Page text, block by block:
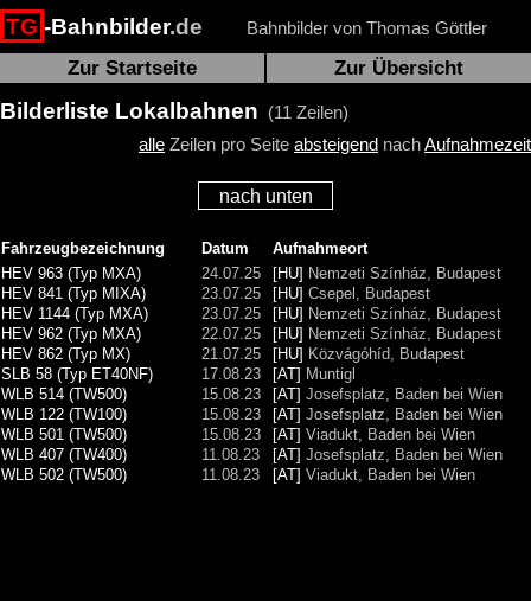
TG -Bahnbilder.de Bahnbilder von Thomas Göttler
Zur Startseite Zur Übersicht
Bilderliste Lokalbahnen (11 Zeilen)
alle Zeilen pro Seite absteigend nachAufnahmezeit
nach unten
Fahrzeugbezeichnung Datum
Aufnahmeort
HEV 963 (Typ MXA)
24.07.25 [HU] Nemzeti Színház, Budapest
HEV 841 (Typ MIXA)
23.07.25 [HU] Csepel, Budapest
HEV 1144 (Typ MXA)
23.07.25 [HU] Nemzeti Színház, Budapest
HEV 962 (Typ MXA)
22.07.25 [HU] Nemzeti Színház, Budapest
HEV 862 (Typ MX)
21.07.25 [HU] Közvágóhíd, Budapest
SLB 58 (Typ ET40NF)
17.08.23 [AT] Muntigl
WLB 514 (TW500)
15.08.23 [AT] Josefsplatz, Baden bei Wien
WLB 122 (TW100)
15.08.23 [AT] Josefsplatz, Baden bei Wien
WLB 501 (TW500)
15.08.23 [AT] Viadukt, Baden bei Wien
WLB 407 (TW400)
11.08.23 [AT] Josefsplatz, Baden bei Wien
WLB 502 (TW500)
11.08.23 [AT] Viadukt, Baden bei Wien